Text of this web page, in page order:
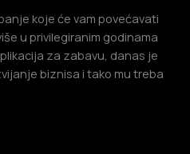
koje će vam povećavati
u privilegiranim godinama
za zabavu, danas je
biznisa i tako mu treba